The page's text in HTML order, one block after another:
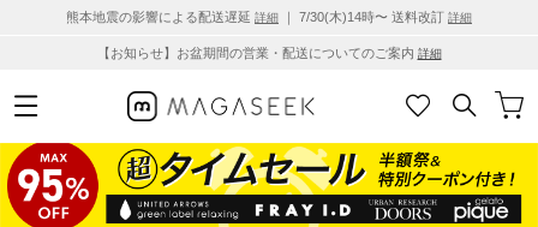
熊本地震の影響による配送遅延 詳細 ｜ 7/30(木)14時〜 送料改訂 詳細
【お知らせ】お盆期間の営業・配送についてのご案内 詳細